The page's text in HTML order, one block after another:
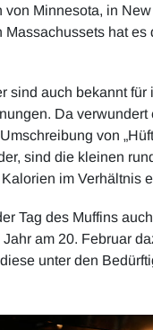
Minnesota, in
hat es
sind auch bekannt für
Da verwundert
von
sind die kleinen
im Verhältnis
Tag des Muffins
am 20. Februar
unter den